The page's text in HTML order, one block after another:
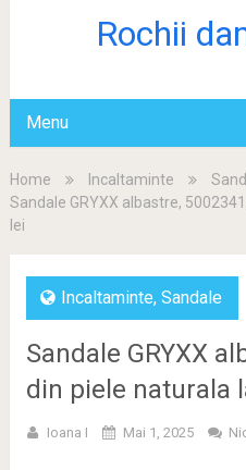
Rochii
Menu
Home Incaltaminte
Sandale GRYXX albastre,
lei
Incaltaminte, Sandale
Sandale GRYXX
din piele naturala
Ioana I Mai 1, 2025